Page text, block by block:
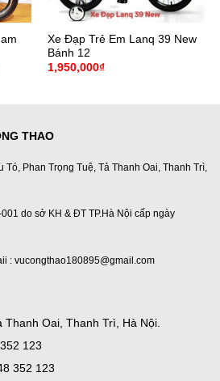
Xe Đạp Trẻ Em Lanq 39 New
Bánh 12
1,950,000₫
THAO
Phan Trọng Tuệ, Tả Thanh Oai, Thanh Trì,
do sở KH & ĐT TP.Hà Nội cấp ngày
: vucongthao180895@gmail.com
Oai, Thanh Trì, Hà Nội.
123
352 123